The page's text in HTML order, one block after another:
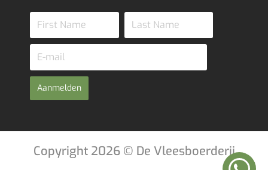
Aanmelden
Copyright 2026 © De Vleesboerderij